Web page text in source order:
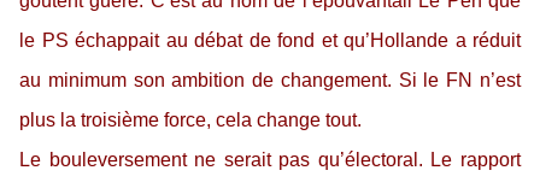
le PS échappait au débat de fond et qu’Hollande a réduit
au minimum son ambition de changement. Si le FN n’est
plus la troisième force, cela change tout.
Le bouleversement ne serait pas qu’électoral. Le rapport